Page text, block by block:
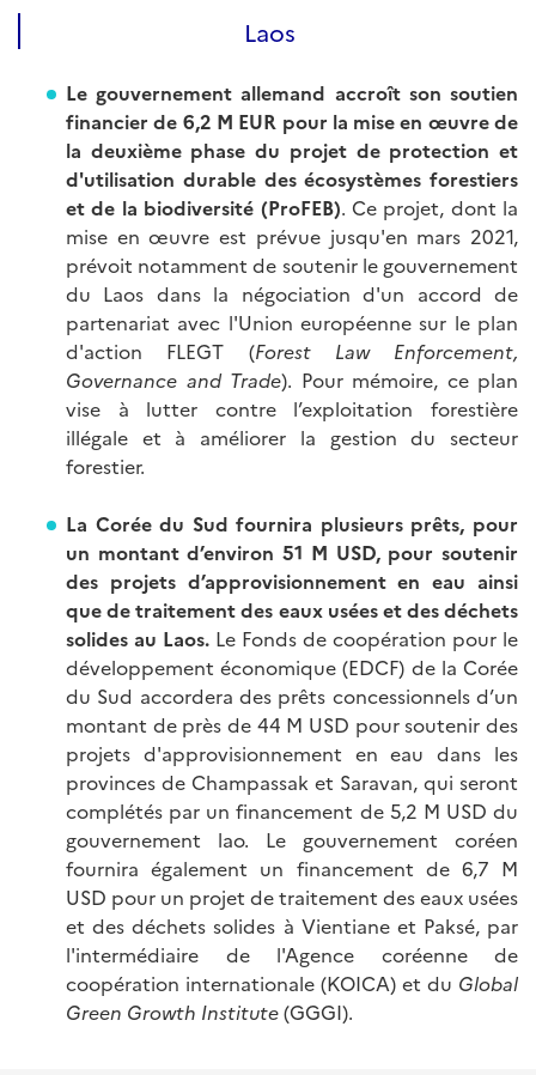
Laos
Le gouvernement allemand accroît son soutien
financier de 6,2 M EUR pour la mise en œuvre de
la deuxième phase du projet de protection et
d'utilisation durable des écosystèmes forestiers
et de la biodiversité (ProFEB). Ce projet, dont la
mise en œuvre est prévue jusqu'en mars 2021,
prévoit notamment de soutenir le gouvernement
du Laos dans la négociation d'un accord de
partenariat avec l'Union européenne sur le plan
d'action FLEGT (Forest Law Enforcement,
Governance and Trade). Pour mémoire, ce plan
vise à lutter contre l’exploitation forestière
illégale et à améliorer la gestion du secteur
forestier.
La Corée du Sud fournira plusieurs prêts, pour
un montant d’environ 51 M USD, pour soutenir
des projets d’approvisionnement en eau ainsi
que de traitement des eaux usées et des déchets
solides au Laos. Le Fonds de coopération pour le
développement économique (EDCF) de la Corée
du Sud accordera des prêts concessionnels d’un
montant de près de 44 M USD pour soutenir des
projets d'approvisionnement en eau dans les
provinces de Champassak et Saravan, qui seront
complétés par un financement de 5,2 M USD du
gouvernement lao. Le gouvernement coréen
fournira également un financement de 6,7 M
USD pour un projet de traitement des eaux usées
et des déchets solides à Vientiane et Paksé, par
l'intermédiaire de l'Agence coréenne de
coopération internationale (KOICA) et du Global
Green Growth Institute(GGGI).